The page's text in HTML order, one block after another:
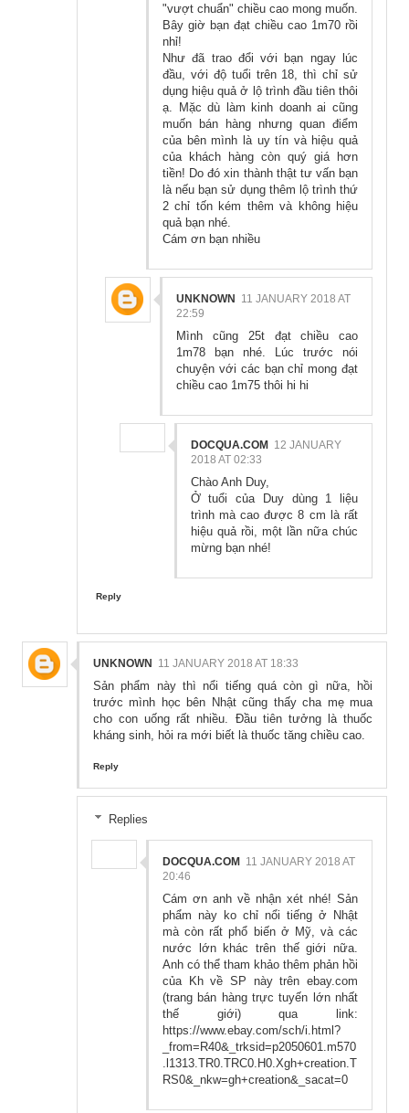
"vượt chuẩn" chiều cao mong muốn.
Bây giờ bạn đạt chiều cao 1m70 rồi
nhỉ!
Như đã trao đổi với bạn ngay lúc
đầu, với độ tuổi trên 18, thì chỉ sử
dụng hiệu quả ở lộ trình đầu tiên thôi
ạ. Mặc dù làm kinh doanh ai cũng
muốn bán hàng nhưng quan điểm
của bên mình là uy tín và hiệu quả
của khách hàng còn quý giá hơn
tiền! Do đó xin thành thật tư vấn bạn
là nếu bạn sử dụng thêm lộ trình thứ
2 chỉ tốn kém thêm và không hiệu
quả bạn nhé.
Cám ơn bạn nhiều
UNKNOWN 11 JANUARY 2018 AT
22:59
Mình cũng 25t đạt chiều cao
1m78 bạn nhé. Lúc trước nói
chuyện với các bạn chỉ mong đạt
chiều cao 1m75 thôi hi hi
DOCQUA.COM 12 JANUARY
2018 AT 02:33
Chào Anh Duy,
Ở tuổi của Duy dùng 1 liệu
trình mà cao được 8 cm là rất
hiệu quả rồi, một lần nữa chúc
mừng bạn nhé!
Reply
UNKNOWN 11 JANUARY 2018 AT 18:33
Sản phẩm này thì nổi tiếng quá còn gì nữa, hồi
trước mình học bên Nhật cũng thấy cha mẹ mua
cho con uống rất nhiều. Đầu tiên tưởng là thuốc
kháng sinh, hỏi ra mới biết là thuốc tăng chiều cao.
Reply
Replies
DOCQUA.COM 11 JANUARY 2018 AT
20:46
Cám ơn anh về nhận xét nhé! Sản
phẩm này ko chỉ nổi tiếng ở Nhật
mà còn rất phổ biến ở Mỹ, và các
nước lớn khác trên thế giới nữa.
Anh có thể tham khảo thêm phản hồi
của Kh về SP này trên ebay.com
(trang bán hàng trực tuyến lớn nhất
thế giới) qua link:
https://www.ebay.com/sch/i.html?
_from=R40&_trksid=p2050601.m570
.l1313.TR0.TRC0.H0.Xgh+creation.T
RS0&_nkw=gh+creation&_sacat=0